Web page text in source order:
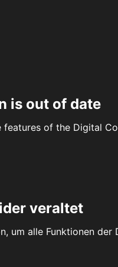
is out of date
of the Digital
veraltet
um alle Funktionen